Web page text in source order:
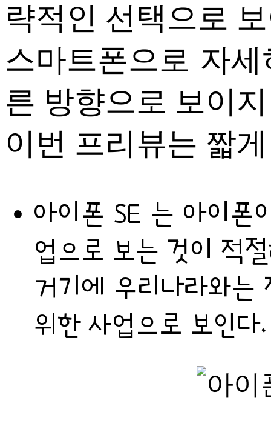
략적인 선택으로
스마트폰으로 자
른 방향으로 보이
이번 프리뷰는 짧
아이폰 SE 는 아이폰
업으로 보는 것이 적
거기에 우리나라와는
위한 사업으로 보인다.